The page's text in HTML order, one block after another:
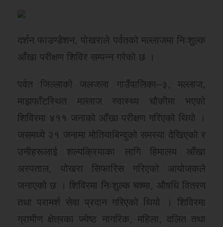
दर्शन फाउण्डेशन, पोखराले पर्वतको मल्लाजमा निःशुल्क
आँखा परीक्षण शिविर सम्पन्न गरेको छ ।
पर्वत जिल्लाको जलजला गाउँपालिका–३, मल्लाज,
माझफाँटस्थित मल्लाज स्वास्थ्य चौकीमा भएको
शिविरमा ४११ जनाको आँखा परीक्षण गरिएको थियो ।
जसमध्ये २१ जनामा मोतियाबिन्दुको समस्या देखिएको र
उनीहरूलाई शल्यक्रियाका लागि हिमालय आँखा
अस्पताल, पोखरा सिफारिस गरिएको आयोजकले
जनाएको छ । शिविरमा निःशुल्क चश्मा, औषधि वितरण
तथा परामर्श सेवा प्रदान गरिएको थियो । शिविरमा
ग्रामीण क्षेत्रका ज्येष्ठ नागरिक, महिला, दलित तथा